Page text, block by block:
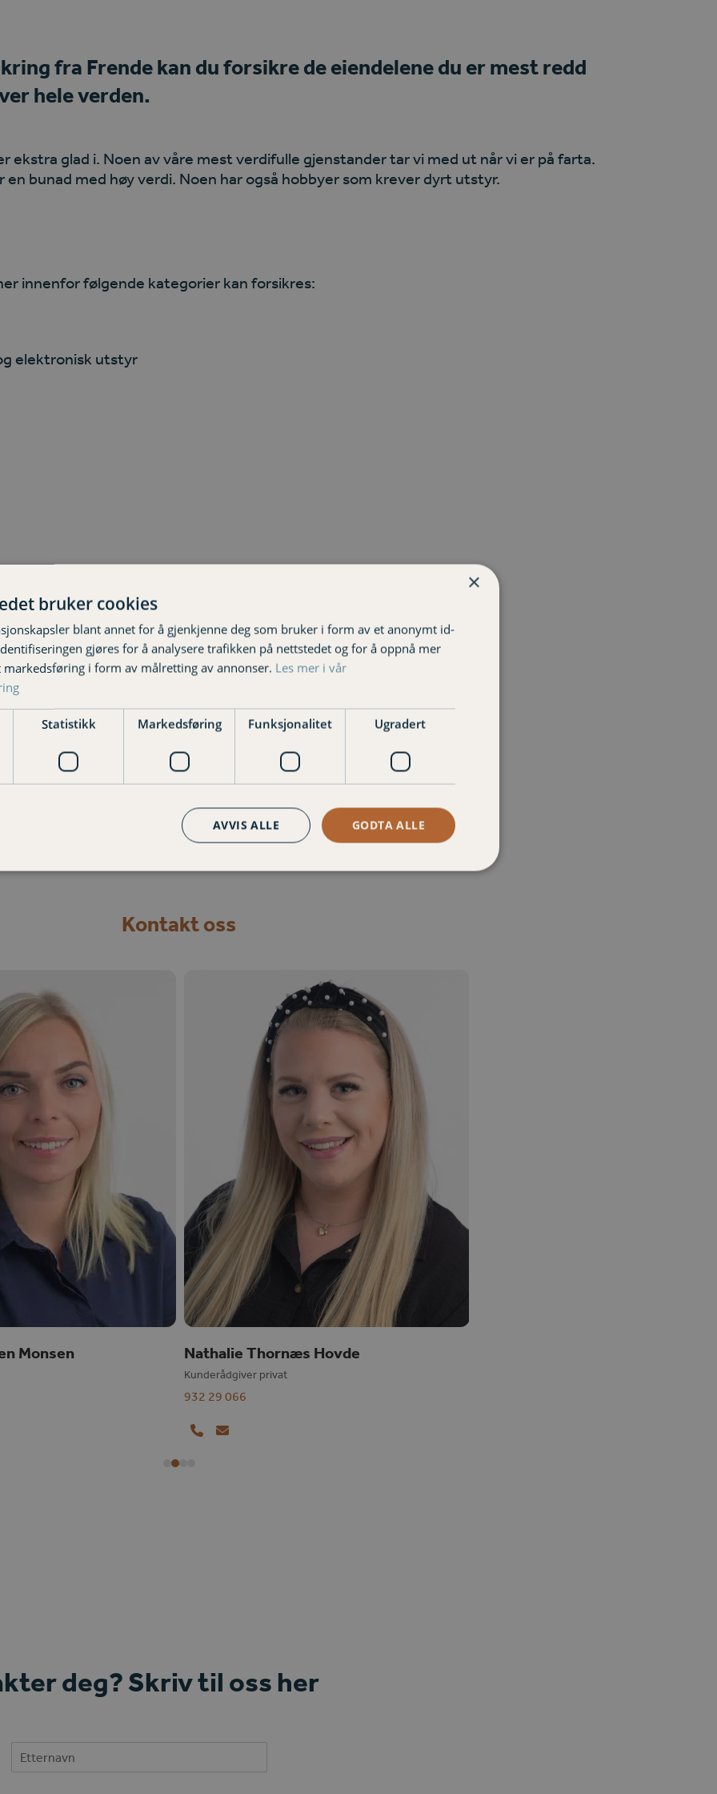
fra Frende kan du forsikre de eiendelene du er mest redd
hele verden.
ekstra glad i. Noen av våre mest verdifulle gjenstander tar vi med ut når vi er på farta.
bunad med høy verdi. Noen har også hobbyer som krever dyrt utstyr.
innenfor følgende kategorier kan forsikres:
elektronisk utstyr
Sjekk pris og kjøp
Meld skade
Kontakt oss
Monsen Nathalie Thornæs Hovde
Kunderådgiver privat
932 29 066
PhoneEmail
deg? Skriv til oss her
×
bruker cookies
blant annet for å gjenkjenne deg som bruker i form av et anonymt id-
gjøres for å analysere trafikken på nettstedet og for å oppnå mer
markedsføring i form av målretting av annonser. Les mer i vår
Statistikk Markedsføring Funksjonalitet Ugradert
GODTA ALLE
AVVIS ALLE